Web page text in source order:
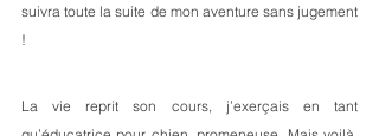
suivra toute la suite de mon aventure sans jugement
!
La vie reprit son cours, j’exerçais en tant